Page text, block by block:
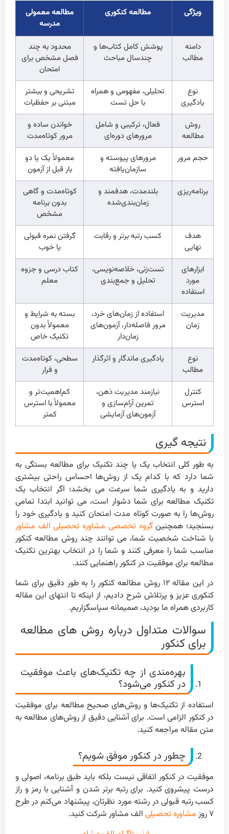
ویژگی مطالعه کنکوری
مطالعه معمولی
مدرسه
دامنه
مطالب
پوشش کامل کتاب‌ها و
چندسال مباحث
محدود به چند
فصل مشخص برای
امتحان
نوع
یادگیری
تحلیلی، مفهومی و همراه
با حل تست
تشریحی و بیشتر
مبتنی بر حفظیات
روش
مطالعه
فعال، ترکیبی و شامل
مرورهای دوره‌ای
خواندن ساده و
مرور کوتاه‌مدت
حجم مرور
مرورهای پیوسته و
سازمان‌یافته
معمولاً یک یا دو
بار قبل از آزمون
برنامه‌ریزی
بلندمدت، هدفمند و
زمان‌بندی‌شده
کوتاه‌مدت و گاهی
بدون برنامه
مشخص
هدف
نهایی
کسب رتبه برتر و رقابت
گرفتن نمره قبولی
یا خوب
ابزارهای
مورد
استفاده
تست‌زنی، خلاصه‌نویسی،
تحلیل و جمع‌بندی
کتاب درسی و جزوه
معلم
مدیریت
زمان
استفاده از زمان‌های خرد،
مرور فاصله‌دار، آزمون‌های
زمان‌دار
بسته به شرایط و
معمولاً بدون
تکنیک خاص
نوع
مطالب
یادگیری ماندگار و اثرگذار
سطحی، کوتاه‌مدت
و فرار
کنترل
استرس
نیازمند مدیریت ذهن،
تمرین آرام‌سازی و
آزمون‌های آزمایشی
کم‌اهمیت‌تر و
معمولاً با استرس
کمتر
نتیجه گیری
به طور کلی انتخاب یک یا چند تکنیک برای مطالعه بستگی به
شما دارد که با کدام یک از روش‌ها احساس راحتی بیشتری
دارید و به یادگیری شما سرعت می بخشد؛ اگر انتخاب یک
تکنیک مطالعه برای شما دشوار است، می توانید ابتدا تمامی
روش‌ها را به صورت کوتاه مدت امتحان کنید و یادگیری خود را
بسنجید؛ همچنینگروه تخصصی مشاوره تحصیلی الف مشاور
با شناخت شخصیت شما، می توانند چند روش مطالعه کنکور
مناسب شما را معرفی کنند و شما را در انتخاب بهترین تکنیک
مطالعه برای موفقیت در کنکور راهنمایی کنند.
در این مقاله ۱۲ روش مطالعه کنکور را به طور دقیق برای شما
کنکوری عزیز و پرتلاش شرح دادیم، از اینکه تا انتهای این مقاله
کاربردی همراه ما بودید، صمیمانه سپاسگزاریم.
سوالات متداول درباره روش های مطالعه
برای کنکور
بهره‌مندی از چه تکنیک‌های باعث موفقیت
در کنکور می‌شود؟
استفاده از تکنیک‌ها و روش‌های صحیح مطالعه برای موفقیت
در کنکور الزامی است. برای آشنایی دقیق از رو‌ش‌های مطالعه به
متن مقاله مراجعه کنید.
چطور در کنکور موفق شویم؟
موفقیت در کنکور اتفاقی نیست بلکه باید طبق برنامه، اصولی و
درست پیشروی کنید. برای رتبه برتر شدن و آشنایی با رمز و راز
کسب رتبه قبولی در رشته مورد نظرتان، پیشنهاد می‌‌کنم در طرح
۷ روز
مشاوره تحصیلی الف مشاور شرکت کنید.